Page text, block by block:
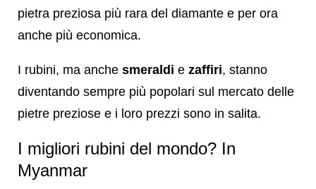
pietra preziosa più rara del diamante e per ora
anche più economica.
I rubini, ma anche smeraldi e zaffiri, stanno
diventando sempre più popolari sul mercato delle
pietre preziose e i loro prezzi sono in salita.
I migliori rubini del mondo? In
Myanmar